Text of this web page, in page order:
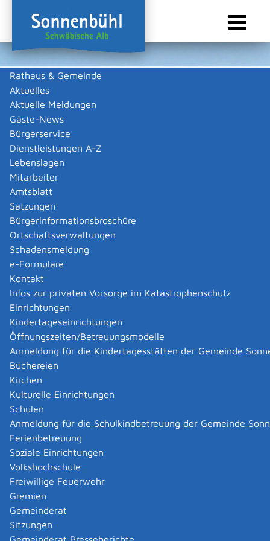
Rathaus & Gemeinde
Aktuelles
Aktuelle Meldungen
Gäste-News
Bürgerservice
Dienstleistungen A-Z
Lebenslagen
Mitarbeiter
Amtsblatt
Satzungen
Bürgerinformationsbroschüre
Ortschaftsverwaltungen
Schadensmeldung
e-Formulare
Kontakt
Infos zur privaten Vorsorge im Katastrophenschutz
Einrichtungen
Kindertageseinrichtungen
Öffnungszeiten/Betreuungsmodelle
Anmeldung für die Kindertagesstätten der Gemeinde
Büchereien
Kirchen
Kulturelle Einrichtungen
Schulen
Anmeldung für die Schulkindbetreuung der Gemeinde
Ferienbetreuung
Soziale Einrichtungen
Volkshochschule
Freiwillige Feuerwehr
Gremien
Gemeinderat
Sitzungen
Sie sind hier:
Gewerbeliste
Keine Daten vorhanden
Zurück zur Suche
Zurück zur Suche
||